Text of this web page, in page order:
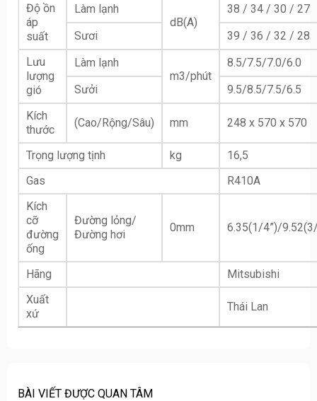
Độ ồn
áp
suất
Làm lạnh
dB(A)
38 / 34 / 30 / 27
Sươi
39 / 36 / 32 / 28
Lưu
lượng
gió
Làm lạnh
m3/phút
8.5/7.5/7.0/6.0
Sưởi
9.5/8.5/7.5/6.5
Kích
thước
(Cao/Rộng/Sâu) mm 248 x 570 x 570
Trọng lượng tịnh kg
16,5
Gas
R410A
Kích
cỡ
đường
ống
Đường lỏng/
Đường hơi
0mm 6.35(1/4”)/
Hãng
Mitsubishi
Xuất
xứ
Thái Lan
BÀI VIẾT ĐƯỢC QUAN TÂM